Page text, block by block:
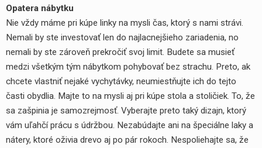
Opatera nábytku
Nie vždy máme pri kúpe linky na mysli čas, ktorý s nami strávi.
Nemali by ste investovať len do najlacnejšieho zariadenia, no
nemali by ste zároveň prekročiť svoj limit. Budete sa musieť
medzi všetkým tým nábytkom pohybovať bez strachu. Preto, ak
chcete vlastniť nejaké vychytávky, neumiestňujte ich do tejto
časti obydlia. Majte to na mysli aj pri kúpe stola a stoličiek. To, že
sa zašpinia je samozrejmosť. Vyberajte preto taký dizajn, ktorý
vám uľahčí prácu s údržbou. Nezabúdajte ani na špeciálne laky a
nátery, ktoré oživia drevo aj po pár rokoch. Nespoliehajte sa, že